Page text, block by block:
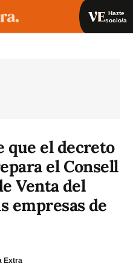
Hazte
socio/a
que el decreto
el Consell
Venta del
empresas de
Extra